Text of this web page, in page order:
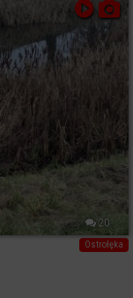
20
Ostrołęka